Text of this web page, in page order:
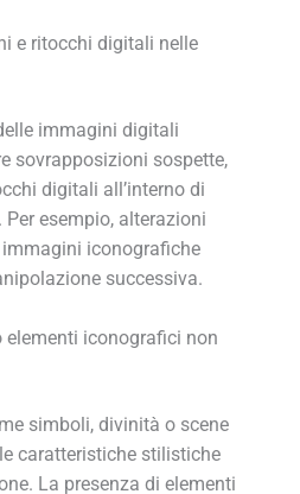
e ritocchi digitali nelle
immagini digitali
sovrapposizioni sospette,
digitali all’interno di
esempio, alterazioni
iconografiche
successiva.
elementi iconografici non
simboli, divinità o scene
caratteristiche stilistiche
La presenza di elementi